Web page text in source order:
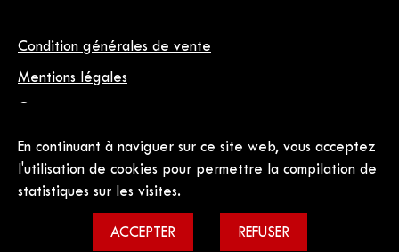
Condition générales de vente
Mentions légales
En continuant à naviguer sur ce site web, vous acceptez
l'utilisation de cookies pour permettre la compilation de
statistiques sur les visites.
ACCEPTER REFUSER